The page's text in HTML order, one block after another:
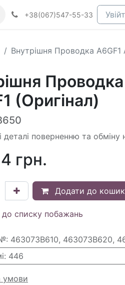
+38(067)547-55-33
Внутрішня Проводка A6GF1
Проводка
(Оригінал)
деталі поверненню та обміну
грн.
Додати до
списку побажань
: 463073B610, 463073B620,
: 446
умови